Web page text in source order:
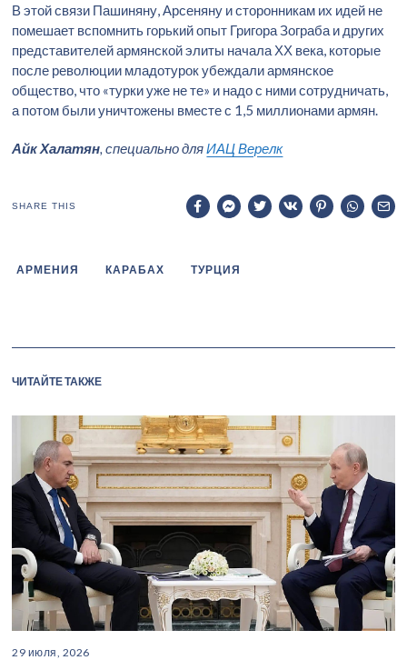
В этой связи Пашиняну, Арсеняну и сторонникам их идей не
помешает вспомнить горький опыт Григора Зограба и других
представителей армянской элиты начала ХХ века, которые
после революции младотурок убеждали армянское
общество, что «турки уже не те» и надо с ними сотрудничать,
а потом были уничтожены вместе с 1,5 миллионами армян.
Айк Халатян, специально дляИАЦ Верелк
SHARE THIS
АРМЕНИЯ КАРАБАХ ТУРЦИЯ
ЧИТАЙТЕ ТАКЖЕ
29 июля, 2026